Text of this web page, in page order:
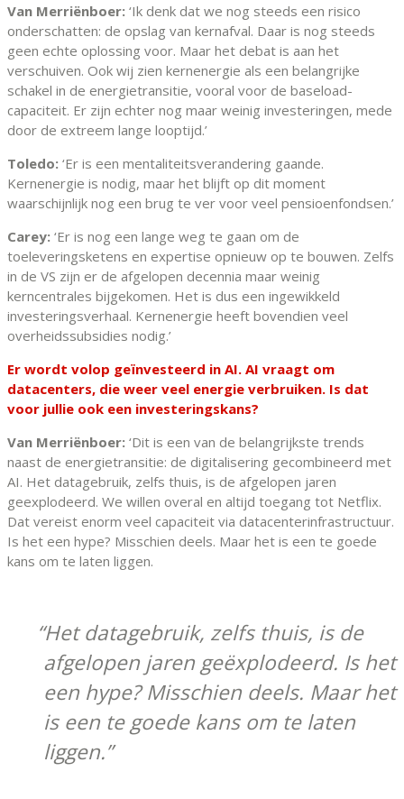
Van Merriënboer: ‘Ik denk dat we nog steeds een risico
onderschatten: de opslag van kernafval. Daar is nog steeds
geen echte oplossing voor. Maar het debat is aan het
verschuiven. Ook wij zien kernenergie als een belangrijke
schakel in de energietransitie, vooral voor de baseload-
capaciteit. Er zijn echter nog maar weinig investeringen, mede
door de extreem lange looptijd.’
Toledo: ‘Er is een mentaliteitsverandering gaande.
Kernenergie is nodig, maar het blijft op dit moment
waarschijnlijk nog een brug te ver voor veel pensioenfondsen.’
Carey: ‘Er is nog een lange weg te gaan om de
toeleveringsketens en expertise opnieuw op te bouwen. Zelfs
in de VS zijn er de afgelopen decennia maar weinig
kerncentrales bijgekomen. Het is dus een ingewikkeld
investeringsverhaal. Kernenergie heeft bovendien veel
overheidssubsidies nodig.’
Er wordt volop geïnvesteerd in AI. AI vraagt om
datacenters, die weer veel energie verbruiken. Is dat
voor jullie ook een investeringskans?
Van Merriënboer: ‘Dit is een van de belangrijkste trends
naast de energietransitie: de digitalisering gecombineerd met
AI. Het datagebruik, zelfs thuis, is de afgelopen jaren
geexplodeerd. We willen overal en altijd toegang tot Netflix.
Dat vereist enorm veel capaciteit via datacenterinfrastructuur.
Is het een hype? Misschien deels. Maar het is een te goede
kans om te laten liggen.
Het datagebruik, zelfs thuis, is de
afgelopen jaren geëxplodeerd. Is het
een hype? Misschien deels. Maar het
is een te goede kans om te laten
liggen.